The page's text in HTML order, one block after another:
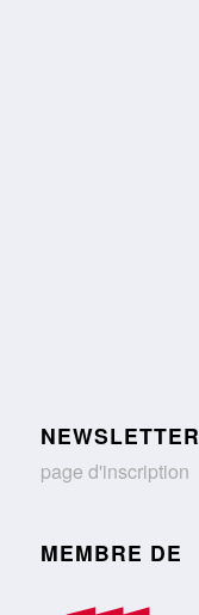
NEWSLETTER
page d'inscription
MEMBRE DE